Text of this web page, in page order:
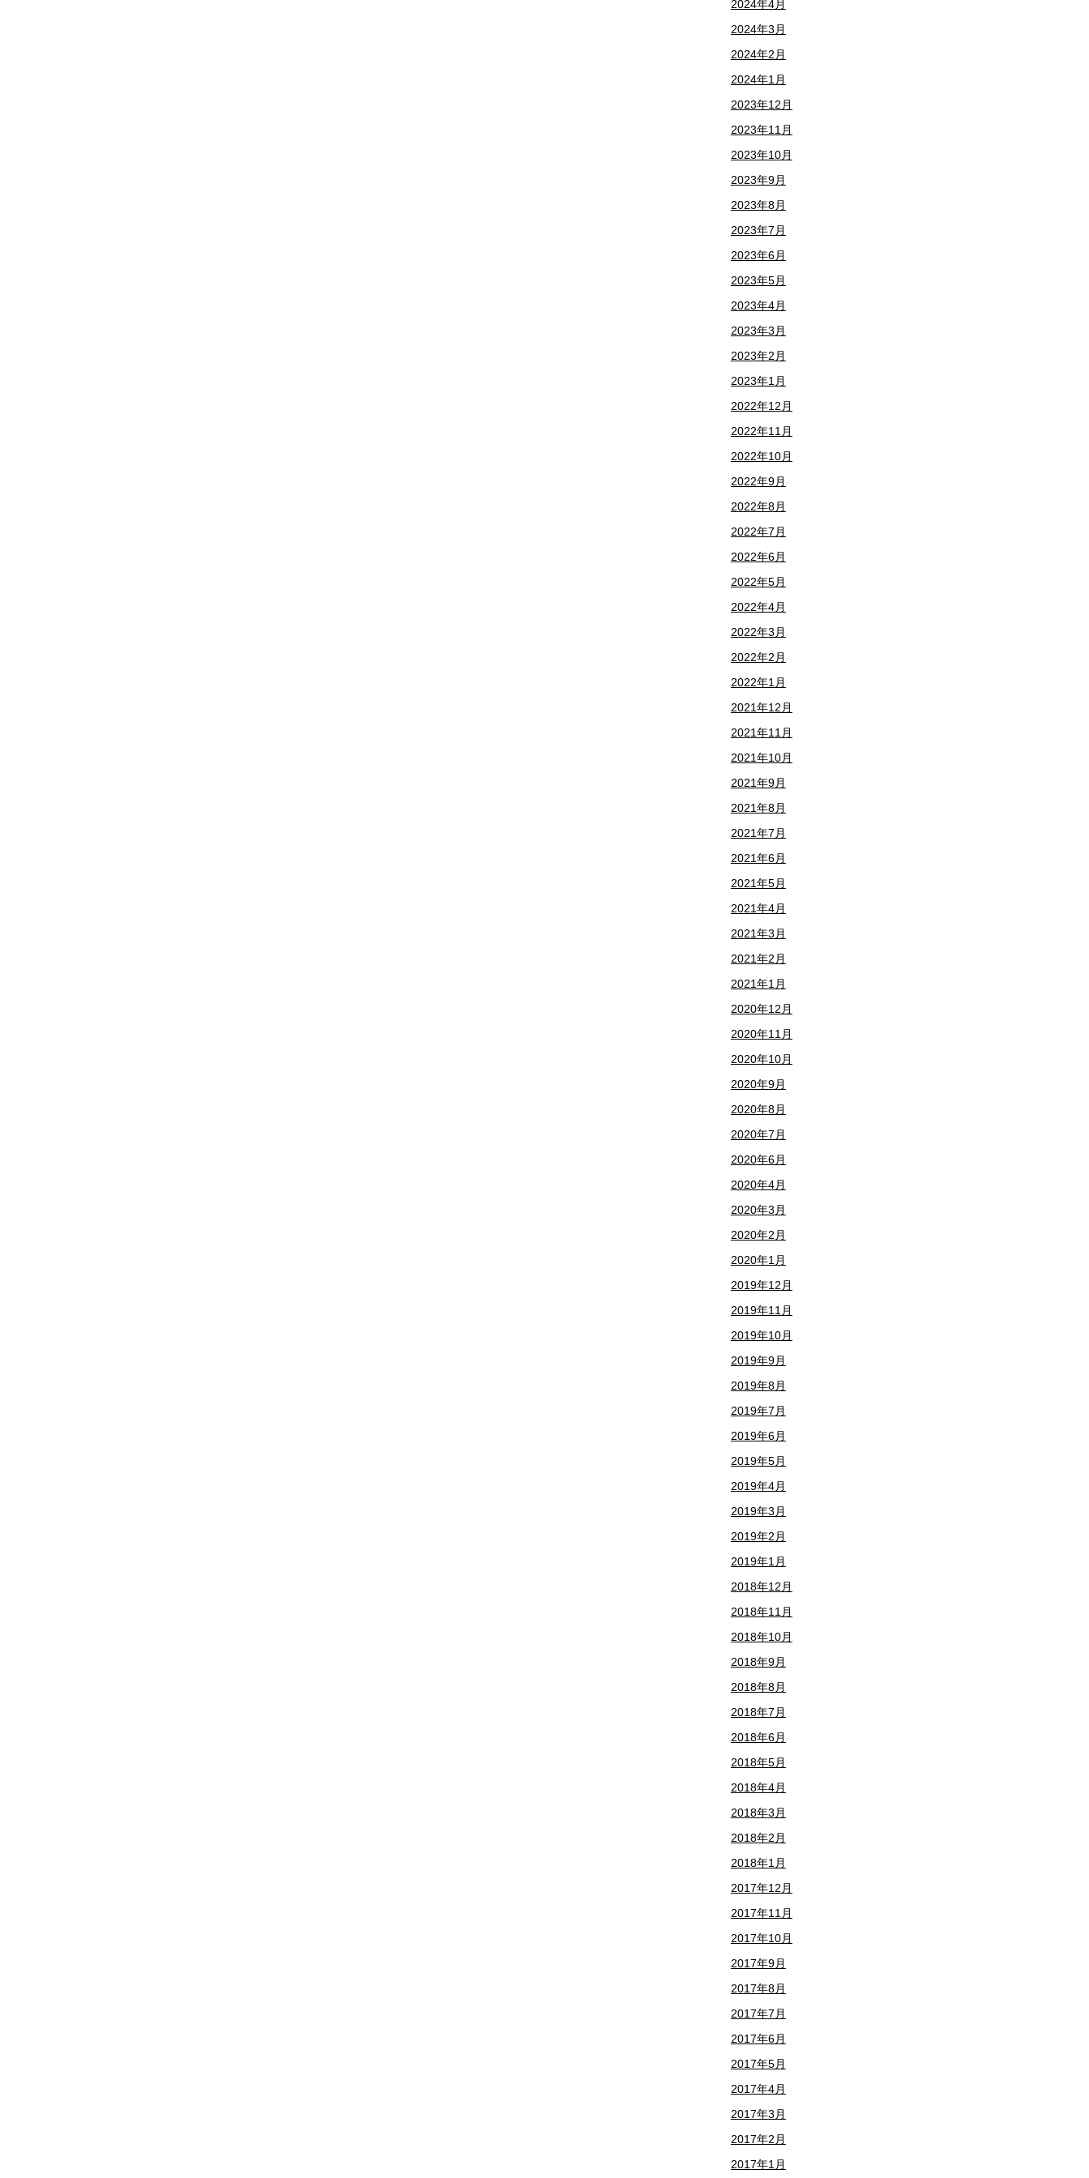
2024年4月
2024年3月
2024年2月
2024年1月
2023年12月
2023年11月
2023年10月
2023年9月
2023年8月
2023年7月
2023年6月
2023年5月
2023年4月
2023年3月
2023年2月
2023年1月
2022年12月
2022年11月
2022年10月
2022年9月
2022年8月
2022年7月
2022年6月
2022年5月
2022年4月
2022年3月
2022年2月
2022年1月
2021年12月
2021年11月
2021年10月
2021年9月
2021年8月
2021年7月
2021年6月
2021年5月
2021年4月
2021年3月
2021年2月
2021年1月
2020年12月
2020年11月
2020年10月
2020年9月
2020年8月
2020年7月
2020年6月
2020年4月
2020年3月
2020年2月
2020年1月
2019年12月
2019年11月
2019年10月
2019年9月
2019年8月
2019年7月
2019年6月
2019年5月
2019年4月
2019年3月
2019年2月
2019年1月
2018年12月
2018年11月
2018年10月
2018年9月
2018年8月
2018年7月
2018年6月
2018年5月
2018年4月
2018年3月
2018年2月
2018年1月
2017年12月
2017年11月
2017年10月
2017年9月
2017年8月
2017年7月
2017年6月
2017年5月
2017年4月
2017年3月
2017年2月
2017年1月